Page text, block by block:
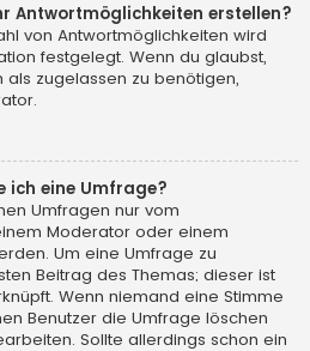
Antwortmöglichkeiten erstellen?
von Antwortmöglichkeiten wird
festgelegt. Wenn du glaubst,
zugelassen zu benötigen,
ich eine Umfrage?
Umfragen nur vom
Moderator oder einem
Um eine Umfrage zu
Beitrag des Themas; dieser ist
Wenn niemand eine Stimme
Benutzer die Umfrage löschen
Sollte allerdings schon ein